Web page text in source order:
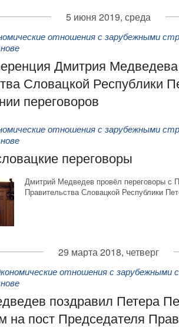
5 июня 2019, среда
отношения с зарубежными
Дмитрия
Словацкой Республики
переговоров
отношения с зарубежными
переговоры
Дмитрий Медведев провёл переговоры с
Правительства Словацкой Республики
29 марта 2018, четверг
отношения с зарубежными
поздравил Петера
на пост Председателя